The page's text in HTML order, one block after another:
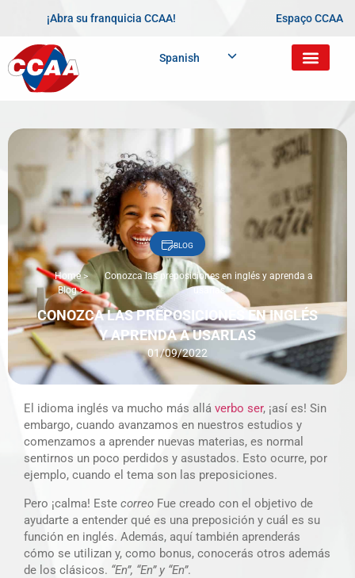
¡Abra su franquicia CCAA! Espaço CCAA
Spanish
BLOG
Home >
Blog>
Conozca las preposiciones en inglés y aprenda a
usarlas
CONOZCA LAS PREPOSICIONES EN INGLÉS
Y APRENDA A USARLAS
01/09/2022
El idioma inglés va mucho más allá verbo ser, ¡así es! Sin
embargo, cuando avanzamos en nuestros estudios y
comenzamos a aprender nuevas materias, es normal
sentirnos un poco perdidos y asustados. Esto ocurre, por
ejemplo, cuando el tema son las preposiciones.
Pero ¡calma! Este correo Fue creado con el objetivo de
ayudarte a entender qué es una preposición y cuál es su
función en inglés. Además, aquí también aprenderás
cómo se utilizan y, como bonus, conocerás otros además
de los clásicos. “En”, “En” y “En”.